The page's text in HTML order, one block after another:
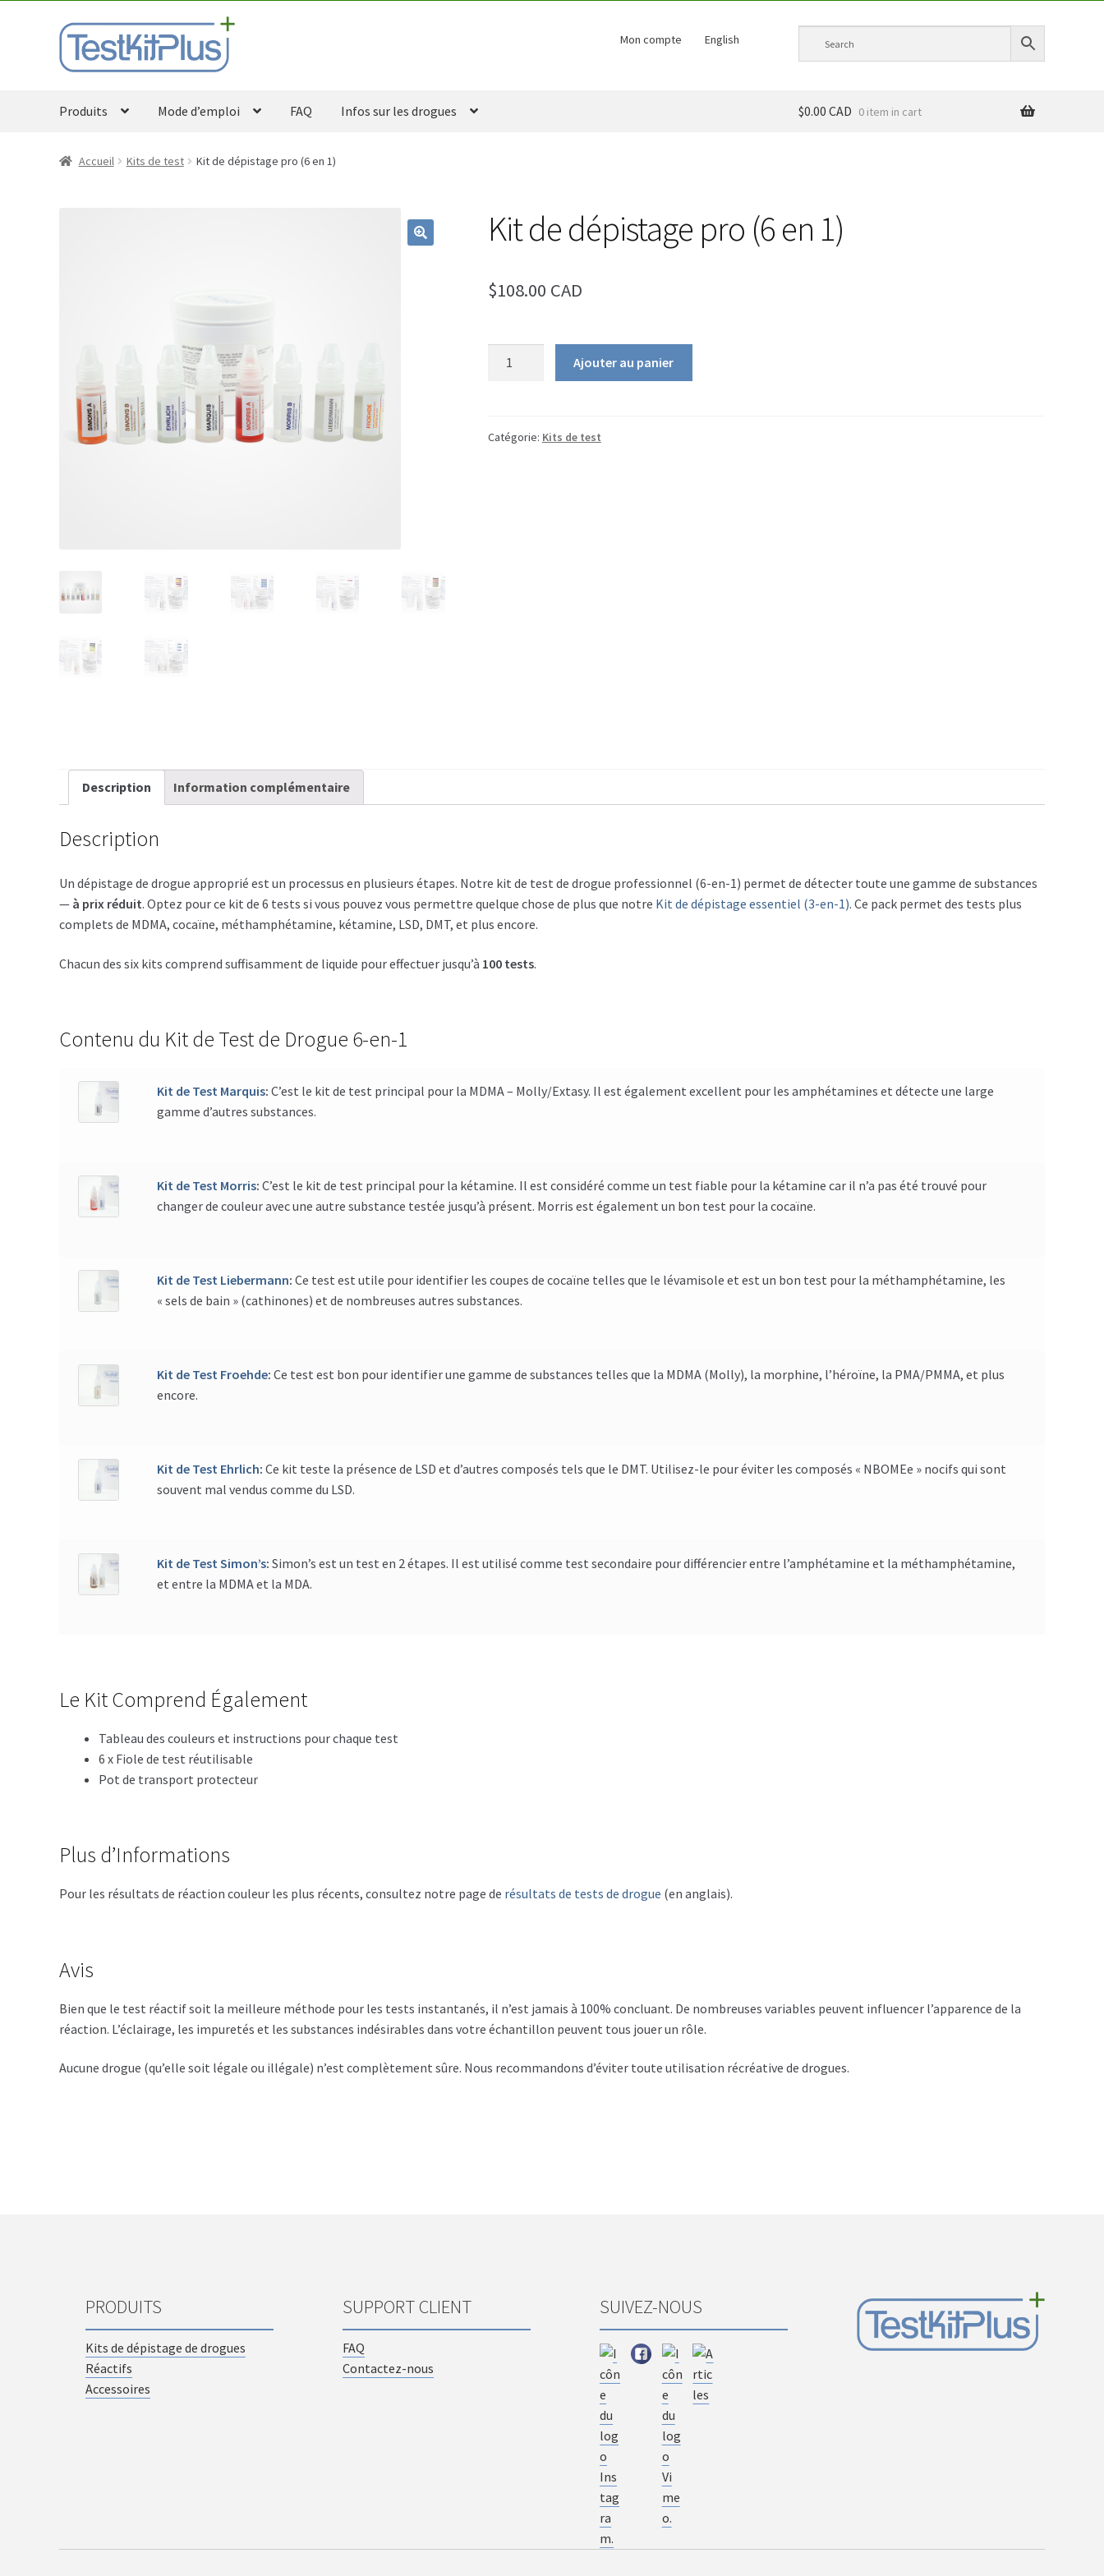
Aller
la
Aller
contenu
Mon compte English
Produits Mode d’emploi FAQ Infos sur les drogues $0.00 CAD 0 item
Accueil Kits de test Kit de dépistage pro (6 en 1)
Kit de dépistage pro (6 en 1)
$108.00 CAD
dépistage
Ajouter au panier
Catégorie: Kits de test
Description Information complémentaire
Description
Un dépistage de drogue approprié est un processus en plusieurs étapes. Notre kit de test de drogue professionnel (6-en-1) permet de détecter toute une gamme de substances
— à prix réduit. Optez pour ce kit de 6 tests si vous pouvez vous permettre quelque chose de plus que notre Kit de dépistage essentiel (3-en-1). Ce pack permet des tests plus
complets de MDMA, cocaïne, méthamphétamine, kétamine, LSD, DMT, et plus encore.
Chacun des six kits comprend suffisamment de liquide pour effectuer jusqu’à 100 tests.
Contenu du Kit de Test de Drogue 6-en-1
Kit de Test Marquis: C’est le kit de test principal pour la MDMA – Molly/Extasy. Il est également excellent pour les amphétamines et détecte une large
gamme d’autres substances.
Kit de Test Morris: C’est le kit de test principal pour la kétamine. Il est considéré comme un test fiable pour la kétamine car il n’a pas été trouvé pour
changer de couleur avec une autre substance testée jusqu’à présent. Morris est également un bon test pour la cocaïne.
Kit de Test Liebermann: Ce test est utile pour identifier les coupes de cocaïne telles que le lévamisole et est un bon test pour la méthamphétamine, les
« sels de bain » (cathinones) et de nombreuses autres substances.
Kit de Test Froehde: Ce test est bon pour identifier une gamme de substances telles que la MDMA (Molly), la morphine, l’héroïne, la PMA/PMMA, et plus
encore.
Kit de Test Ehrlich: Ce kit teste la présence de LSD et d’autres composés tels que le DMT. Utilisez-le pour éviter les composés « NBOMEe » nocifs qui sont
souvent mal vendus comme du LSD.
Kit de Test Simon’s: Simon’s est un test en 2 étapes. Il est utilisé comme test secondaire pour différencier entre l’amphétamine et la méthamphétamine,
et entre la MDMA et la MDA.
Le Kit Comprend Également
Tableau des couleurs et instructions pour chaque test
6 x Fiole de test réutilisable
Pot de transport protecteur
Plus d’Informations
Pour les résultats de réaction couleur les plus récents, consultez notre page de résultats de tests de drogue (en anglais).
Avis
Bien que le test réactif soit la meilleure méthode pour les tests instantanés, il n’est jamais à 100% concluant. De nombreuses variables peuvent influencer l’apparence de la
réaction. L’éclairage, les impuretés et les substances indésirables dans votre échantillon peuvent tous jouer un rôle.
Aucune drogue (qu’elle soit légale ou illégale) n’est complètement sûre. Nous recommandons d’éviter toute utilisation récréative de drogues.
PRODUITS
Kits de dépistage de drogues
Réactifs
Accessoires
SUPPORT CLIENT
FAQ
Contactez-nous
SUIVEZ-NOUS